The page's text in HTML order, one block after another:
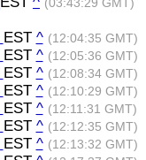
(03:43:29 GMT)
EST ^ (12:04:35 GMT)
EST ^ (12:05:36 GMT)
EST ^ (12:08:34 GMT)
EST ^ (12:10:29 GMT)
EST ^ (12:11:31 GMT)
EST ^ (12:12:35 GMT)
EST ^ (12:13:32 GMT)